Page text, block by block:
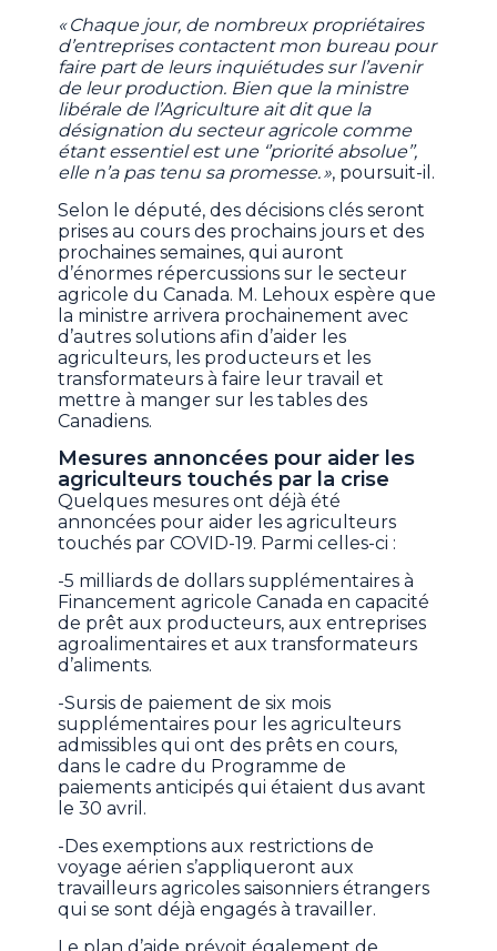
« Chaque jour, de nombreux propriétaires
d’entreprises contactent mon bureau pour
faire part de leurs inquiétudes sur l’avenir
de leur production. Bien que la ministre
libérale de l’Agriculture ait dit que la
désignation du secteur agricole comme
étant essentiel est une ‘’priorité absolue’’,
elle n’a pas tenu sa promesse. », poursuit-il.
Selon le député, des décisions clés seront
prises au cours des prochains jours et des
prochaines semaines, qui auront
d’énormes répercussions sur le secteur
agricole du Canada. M. Lehoux espère que
la ministre arrivera prochainement avec
d’autres solutions afin d’aider les
agriculteurs, les producteurs et les
transformateurs à faire leur travail et
mettre à manger sur les tables des
Canadiens.
Mesures annoncées pour aider les
agriculteurs touchés par la crise
Quelques mesures ont déjà été
annoncées pour aider les agriculteurs
touchés par COVID-19. Parmi celles-ci :
-5 milliards de dollars supplémentaires à
Financement agricole Canada en capacité
de prêt aux producteurs, aux entreprises
agroalimentaires et aux transformateurs
d’aliments.
-Sursis de paiement de six mois
supplémentaires pour les agriculteurs
admissibles qui ont des prêts en cours,
dans le cadre du Programme de
paiements anticipés qui étaient dus avant
le 30 avril.
-Des exemptions aux restrictions de
voyage aérien s’appliqueront aux
travailleurs agricoles saisonniers étrangers
qui se sont déjà engagés à travailler.